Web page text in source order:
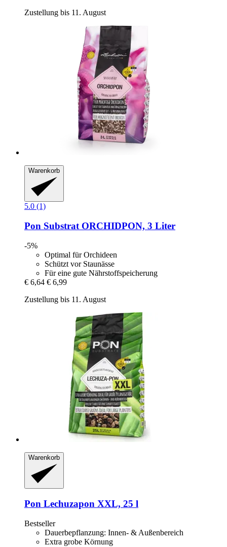
Zustellung bis 11. August
Warenkorb
5.0 (1)
Pon Substrat ORCHIDPON, 3 Liter
-5%
Optimal für Orchideen
Schützt vor Staunässe
Für eine gute Nährstoffspeicherung
€ 6,64 € 6,99
Zustellung bis 11. August
Warenkorb
Pon Lechuzapon XXL, 25 l
Bestseller
Dauerbepflanzung: Innen- & Außenbereich
Extra grobe Körnung